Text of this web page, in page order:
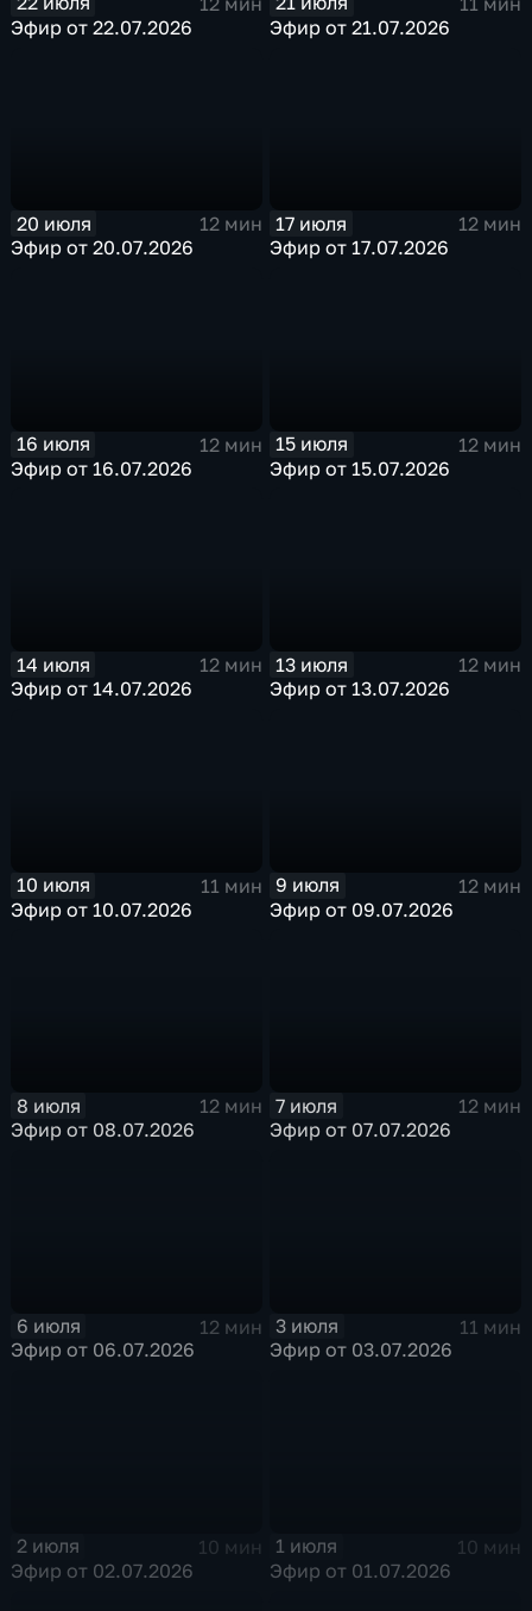
Эфир от 22.07.2026
Эфир от 21.07.2026
20 июля
12 мин
Эфир от 20.07.2026
17 июля
12 мин
Эфир от 17.07.2026
16 июля
12 мин
Эфир от 16.07.2026
15 июля
12 мин
Эфир от 15.07.2026
14 июля
12 мин
Эфир от 14.07.2026
13 июля
12 мин
Эфир от 13.07.2026
10 июля
11 мин
Эфир от 10.07.2026
9 июля
12 мин
Эфир от 09.07.2026
8 июля
12 мин
Эфир от 08.07.2026
7 июля
12 мин
Эфир от 07.07.2026
6 июля
12 мин
Эфир от 06.07.2026
3 июля
11 мин
Эфир от 03.07.2026
2 июля
10 мин
Эфир от 02.07.2026
1 июля
10 мин
Эфир от 01.07.2026